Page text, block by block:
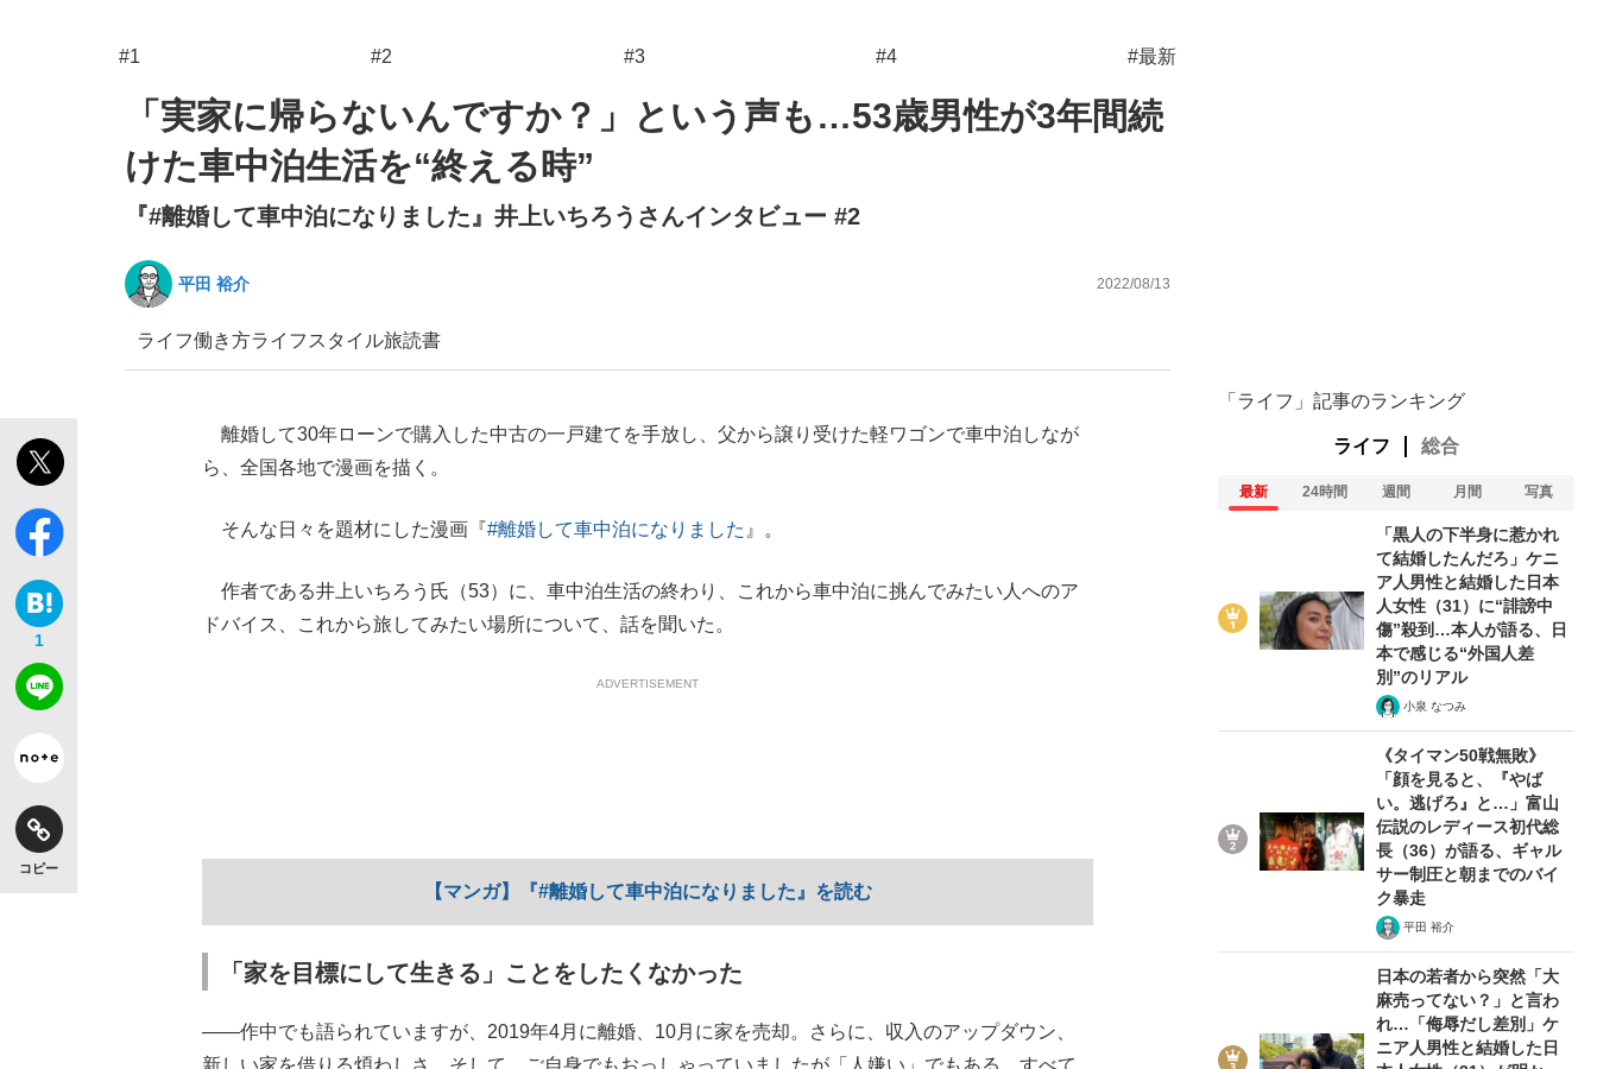
《BTS厳戒トーキョー滞在記》RM→渋谷で飲み会、JIN→伊豆の...
キングの誕生を、目撃せよ。
もっと見る
#1 #2 #3 #4 #最新
「実家に帰らないんですか？」という声も…53歳男性が3年間続
けた車中泊生活を“終える時”
『#離婚して車中泊になりました』井上いちろうさんインタビュー #2
平田 裕介 2022/08/13
ライフ働き方ライフスタイル旅読書
1
コピー
離婚して30年ローンで購入した中古の一戸建てを手放し、父から譲り受けた軽ワゴンで車中泊しなが
ら、全国各地で漫画を描く。
そんな日々を題材にした漫画『#離婚して車中泊になりました 』。
作者である井上いちろう氏（53）に、車中泊生活の終わり、これから車中泊に挑んでみたい人へのア
ドバイス、これから旅してみたい場所について、話を聞いた。
ADVERTISEMENT
【マンガ】『#離婚して車中泊になりました』を読む
「家を目標にして生きる」ことをしたくなかった
――作中でも語られていますが、2019年4月に離婚、10月に家を売却。さらに、収入のアップダウン、
新しい家を借りる煩わしさ、そして、ご自身でもおっしゃっていましたが「人嫌い」でもある。すべて
「ライフ」記事のランキング
ライフ 総合
最新 24時間 週間 月間 写真
「黒人の下半身に惹かれ
て結婚したんだろ」ケニ
ア人男性と結婚した日本
人女性（31）に“誹謗中
傷”殺到…本人が語る、日
本で感じる“外国人差
別”のリアル
小泉 なつみ
《タイマン50戦無敗》
「顔を見ると、『やば
い。逃げろ』と…」富山
伝説のレディース初代総
長（36）が語る、ギャル
サー制圧と朝までのバイ
ク暴走
平田 裕介
日本の若者から突然「大
麻売ってない？」と言わ
れ…「侮辱だし差別」ケ
ニア人男性と結婚した日